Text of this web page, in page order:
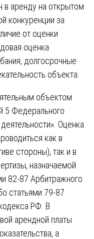
аренду на открытом
конкуренции за
от оценки
оценка
долгосрочные
объекта.
объектом
5 Федерального
Оценка
как в
стороны), так и в
назначаемой
82-87 Арбитражного
статьями 79-87
РФ. В
арендной платы
а